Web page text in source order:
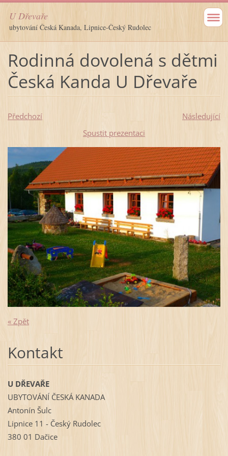
U Dřevaře
ubytování Česká Kanada, Lipnice-Český Rudolec
Rodinná dovolená s dětmi
Česká Kanda U Dřevaře
Předchozí
Následující
Spustit prezentaci
« Zpět
Kontakt
U DŘEVAŘE
UBYTOVÁNÍ ČESKÁ KANADA
Antonín Šulc
Lipnice 11 - Český Rudolec
380 01 Dačice